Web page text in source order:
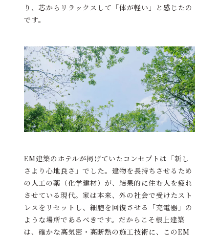
り、芯からリラックスして「体が軽い」と感じたの
です。
EM建築のホテルが掲げていたコンセプトは「新し
さより心地良さ」でした。建物を長持ちさせるため
の人工の薬（化学建材）が、結果的に住む人を疲れ
させている現代。家は本来、外の社会で受けたスト
レスをリセットし、細胞を回復させる「充電器」の
ような場所であるべきです。だからこそ根上建築
は、確かな高気密・高断熱の施工技術に、このEM